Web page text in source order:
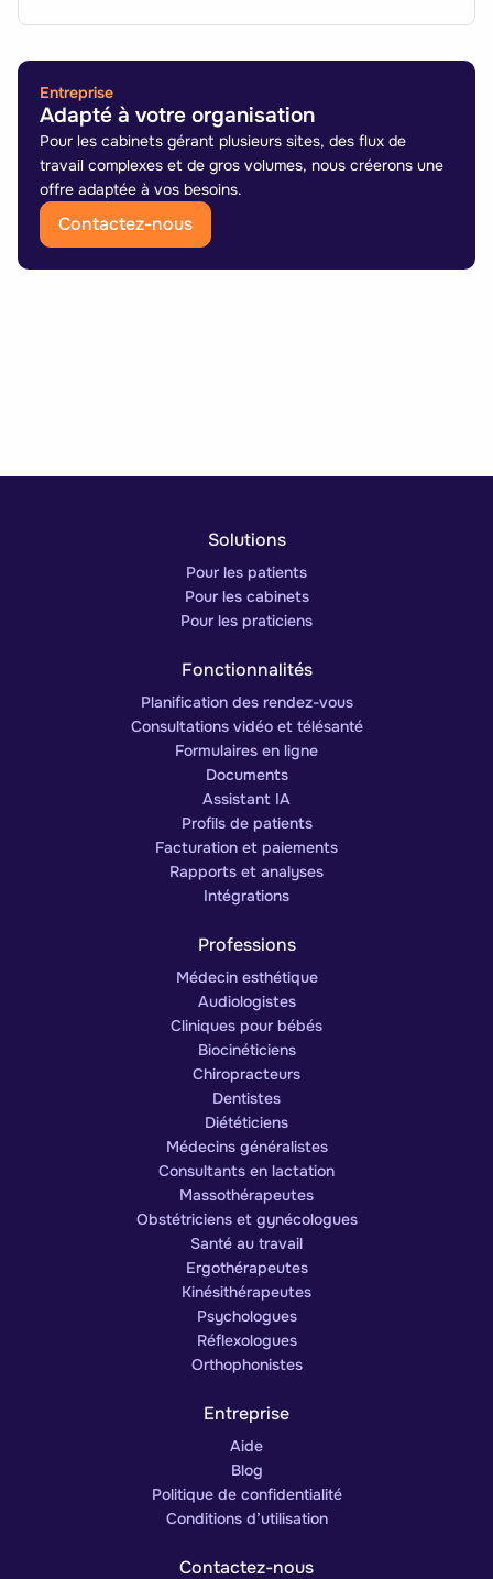
Entreprise
Adapté à votre organisation
Pour les cabinets gérant plusieurs sites, des flux de
travail complexes et de gros volumes, nous créerons une
offre adaptée à vos besoins.
Contactez-nous
Solutions
Pour les patients
Pour les cabinets
Pour les praticiens
Fonctionnalités
Planification des rendez-vous
Consultations vidéo et télésanté
Formulaires en ligne
Documents
Assistant IA
Profils de patients
Facturation et paiements
Rapports et analyses
Intégrations
Professions
Médecin esthétique
Audiologistes
Cliniques pour bébés
Biocinéticiens
Chiropracteurs
Dentistes
Diététiciens
Médecins généralistes
Consultants en lactation
Massothérapeutes
Obstétriciens et gynécologues
Santé au travail
Ergothérapeutes
Kinésithérapeutes
Psychologues
Réflexologues
Orthophonistes
Entreprise
Aide
Blog
Politique de confidentialité
Conditions d’utilisation
Contactez-nous